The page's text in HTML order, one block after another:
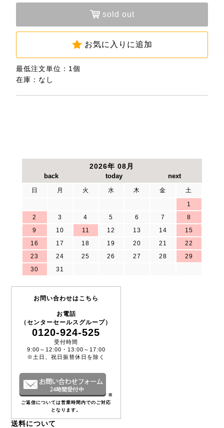
sold out
お気に入りに追加
最低注文単位：1個
在庫：なし
2026年 08月
日 月 火 水 木 金
土
1
2
3 4 5 6 7
8
9
10 11 12 13 14
15
16
17 18 19 20 21
22
23
24 25 26 27 28
29
30
31
お問い合わせはこちら
お電話
（センターセールスグループ）
0120-924-525
受付時間
9:00～12:00・13:00～17:00
※土日、祝日振替休日を除く
※
ご返信については営業時間内でのご対応
となります。
送料について